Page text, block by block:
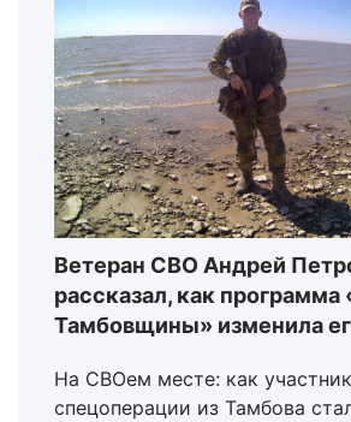
Ветеран СВО Андрей
рассказал, как программа
Тамбовщины» изменила
На СВОем месте: как участник
спецоперации из Тамбова